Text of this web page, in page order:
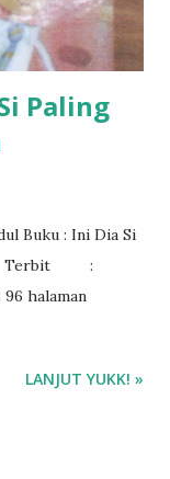
Paling
Buku : Ini Dia Si
Terbit :
halaman
LANJUT YUKK! »